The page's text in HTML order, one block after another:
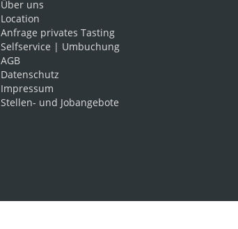
Über uns
Location
Anfrage privates Tasting
Selfservice | Umbuchung
AGB
Datenschutz
Impressum
Stellen- und Jobangebote